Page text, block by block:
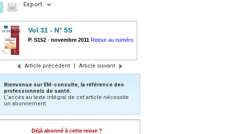
Export
Vol 31 - N° 5S
P. S152 - novembre 2011 Retour au numéro
Article précédent | Article suivant
Bienvenue sur EM-consulte, la référence des
professionnels de santé.
L’accès au texte intégral de cet article nécessite
un abonnement.
Déjà abonné à cette revue ?